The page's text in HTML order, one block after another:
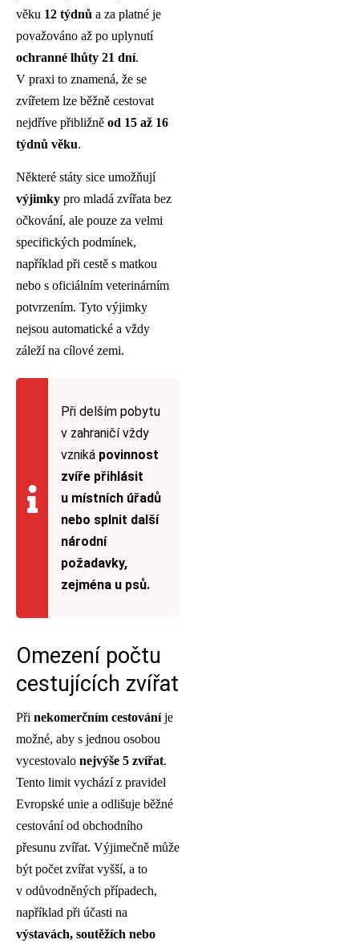
věku 12 týdnů a za platné je
považováno až po uplynutí
ochranné lhůty 21 dní.
V praxi to znamená, že se
zvířetem lze běžně cestovat
nejdříve přibližně od 15 až 16
týdnů věku.
Některé státy sice umožňují
výjimky pro mladá zvířata bez
očkování, ale pouze za velmi
specifických podmínek,
například při cestě s matkou
nebo s oficiálním veterinárním
potvrzením. Tyto výjimky
nejsou automatické a vždy
záleží na cílové zemi.
Při delším pobytu
v zahraničí vždy
vzniká povinnost
zvíře přihlásit
u místních úřadů
nebo splnit další
národní
požadavky,
zejména u psů.
Omezení počtu
cestujících zvířat
Při nekomerčním cestováníje
možné, aby s jednou osobou
vycestovalo nejvýše 5 zvířat.
Tento limit vychází z pravidel
Evropské unie a odlišuje běžné
cestování od obchodního
přesunu zvířat. Výjimečně může
být počet zvířat vyšší, a to
v odůvodněných případech,
například při účasti na
výstavách, soutěžích nebo